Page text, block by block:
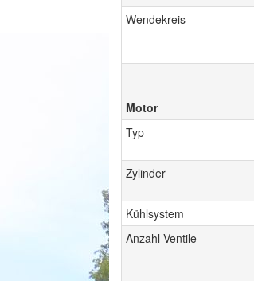
Wendekreis
Motor
Typ
Zylinder
Kühlsystem
Anzahl Ventile